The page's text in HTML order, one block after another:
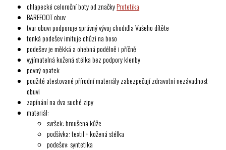
chlapecké celoroční boty od značkyProtetika
BAREFOOT obuv
tvar obuvi podporuje správný vývoj chodidla Vašeho dítěte
tenká podešev imituje chůzi na boso
podešev je měkká a ohebná podélně i příčně
vyjímatelná kožená stélka bez podpory klenby
pevný opatek
použité atestované přírodní materiály zabezpečují zdravotní nezávadnost
obuvi
zapínání na dva suché zipy
materiál:
svršek: broušená kůže
podšívka: textil + kožená stélka
podešev: syntetika